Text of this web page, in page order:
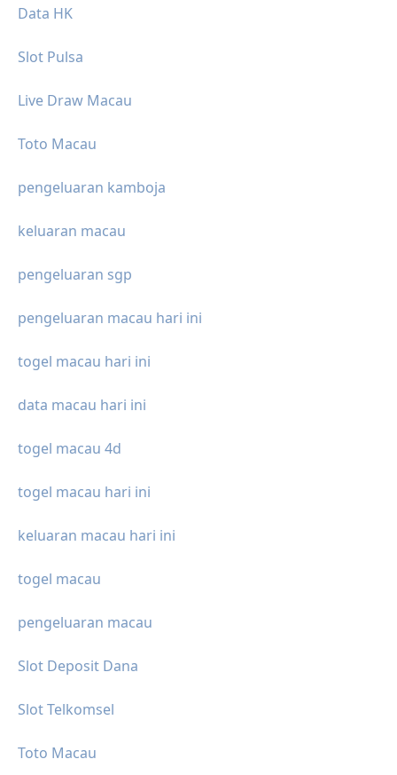
Data HK
Slot Pulsa
Live Draw Macau
Toto Macau
pengeluaran kamboja
keluaran macau
pengeluaran sgp
pengeluaran macau hari ini
togel macau hari ini
data macau hari ini
togel macau 4d
togel macau hari ini
keluaran macau hari ini
togel macau
pengeluaran macau
Slot Deposit Dana
Slot Telkomsel
Toto Macau